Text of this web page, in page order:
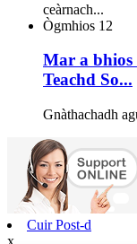
ceàrnach...
Ògmhios 12
Mar a bhios
Teachd So...
Gnàthachadh
Cuir Post-d
x